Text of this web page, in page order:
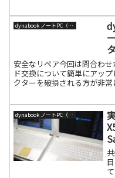
dynabook ノートPC（旧東芝）
安全なリペア今回は問合わ
ド交換について簡単にアッ
クターを破損される方が非
dynabook ノートPC（旧東芝）